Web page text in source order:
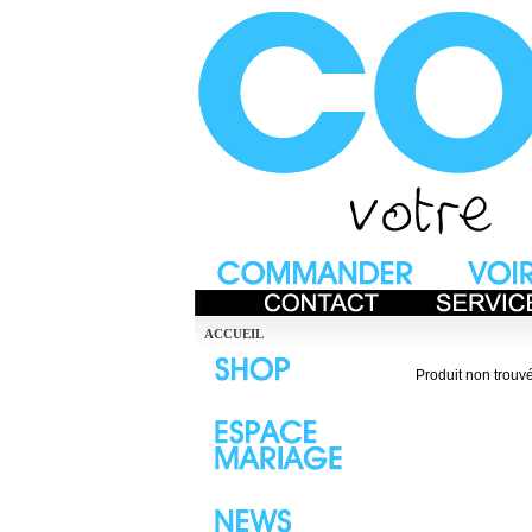
ACCUEIL
Produit non